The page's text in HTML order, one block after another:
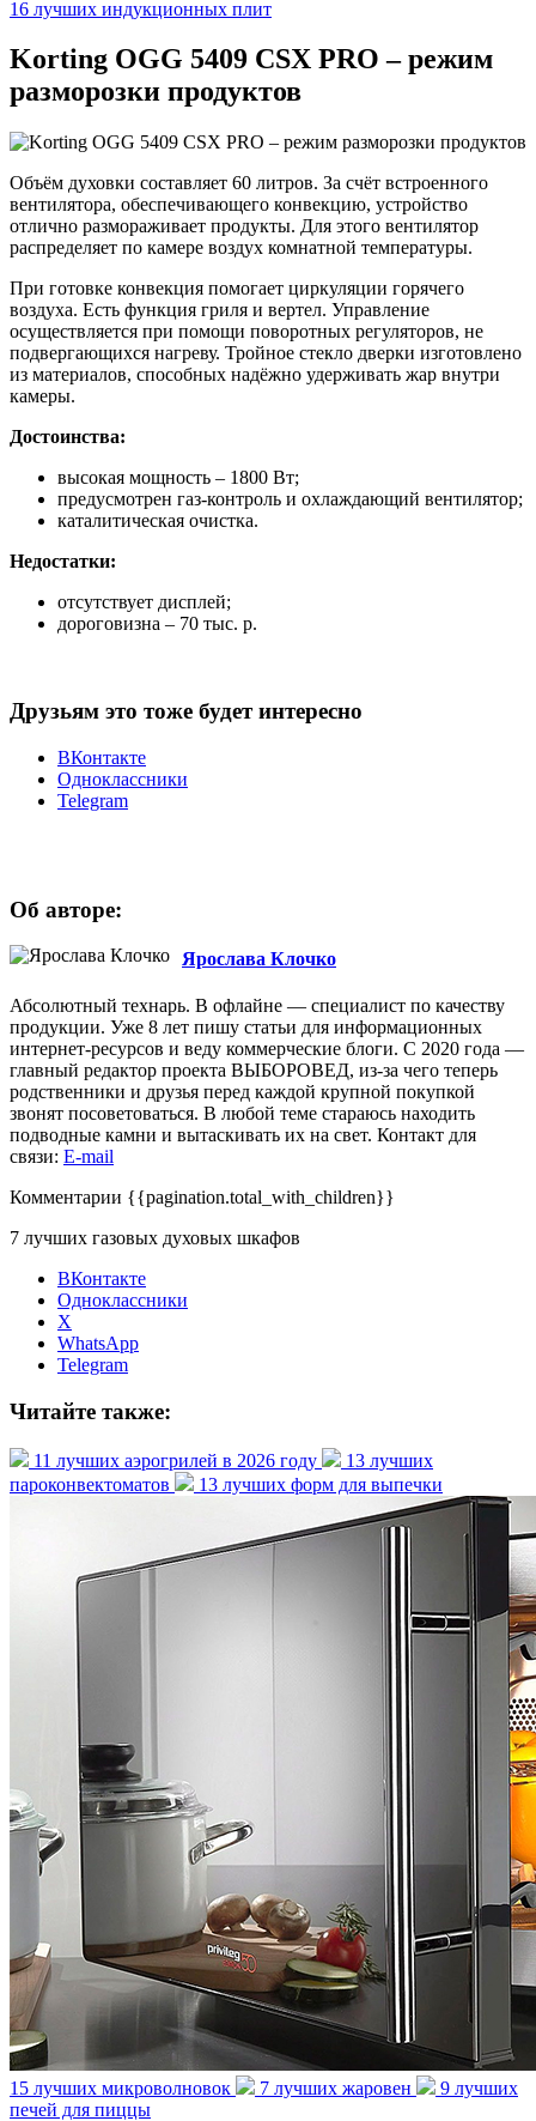
16 лучших индукционных плит
Korting OGG 5409 CSX PRO – режим
разморозки продуктов
Объём духовки составляет 60 литров. За счёт встроенного
вентилятора, обеспечивающего конвекцию, устройство
отлично размораживает продукты. Для этого вентилятор
распределяет по камере воздух комнатной температуры.
При готовке конвекция помогает циркуляции горячего
воздуха. Есть функция гриля и вертел. Управление
осуществляется при помощи поворотных регуляторов, не
подвергающихся нагреву. Тройное стекло дверки изготовлено
из материалов, способных надёжно удерживать жар внутри
камеры.
Достоинства:
высокая мощность – 1800 Вт;
предусмотрен газ-контроль и охлаждающий вентилятор;
каталитическая очистка.
Недостатки:
отсутствует дисплей;
дороговизна – 70 тыс. р.
Друзьям это тоже будет интересно
ВКонтакте
Одноклассники
Telegram
Об авторе:
Ярослава Клочко
Абсолютный технарь. В офлайне — специалист по качеству
продукции. Уже 8 лет пишу статьи для информационных
интернет-ресурсов и веду коммерческие блоги. С 2020 года —
главный редактор проекта ВЫБОРОВЕД, из-за чего теперь
родственники и друзья перед каждой крупной покупкой
звонят посоветоваться. В любой теме стараюсь находить
подводные камни и вытаскивать их на свет. Контакт для
связи: E-mail
Комментарии {{pagination.total_with_children}}
7 лучших газовых духовых шкафов
ВКонтакте
Одноклассники
X
WhatsApp
Telegram
Читайте также:
11 лучших аэрогрилей в 2026 году
13 лучших
пароконвектоматов
13 лучших форм для выпечки
15 лучших микроволновок 7 лучших жаровен
9 лучших
печей для пиццы